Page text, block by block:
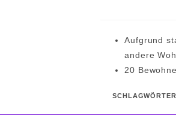
Aufgrund
andere
20
SCHLAGWÖRTER